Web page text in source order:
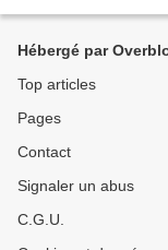
Hébergé par
Top articles
Pages
Contact
Signaler un abus
C.G.U.